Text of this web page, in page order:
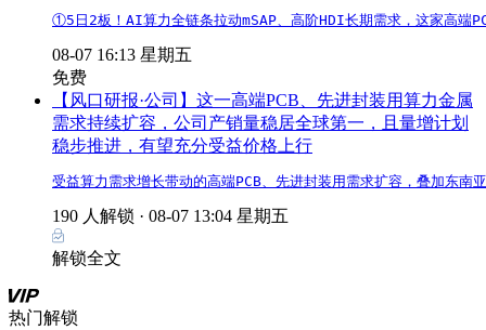
①5日2板！AI算力全链条拉动mSAP、高阶HDI长期需求，这家高端
08-07 16:13 星期五
免费
【风口研报·公司】这一高端PCB、先进封装用算力金属
需求持续扩容，公司产销量稳居全球第一，且量增计划
稳步推进，有望充分受益价格上行
受益算力需求增长带动的高端PCB、先进封装用需求扩容，叠加东
190 人解锁 · 08-07 13:04 星期五
解锁全文
热门解锁